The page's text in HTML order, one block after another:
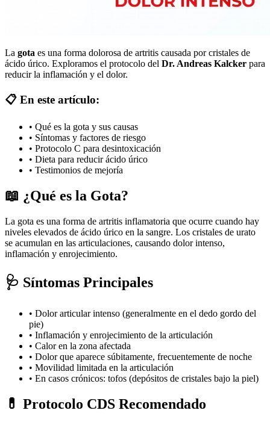
La gota es una forma dolorosa de artritis causada por cristales de
ácido úrico. Exploramos el protocolo del Dr. Andreas Kalcker para
reducir la inflamación y el dolor.
📋 En este artículo:
• Qué es la gota y sus causas
• Síntomas y factores de riesgo
• Protocolo C para desintoxicación
• Dieta para reducir ácido úrico
• Testimonios de mejoría
📖 ¿Qué es la Gota?
La gota es una forma de artritis inflamatoria que ocurre cuando hay
niveles elevados de ácido úrico en la sangre. Los cristales de urato
se acumulan en las articulaciones, causando dolor intenso,
inflamación y enrojecimiento.
🩺 Síntomas Principales
• Dolor articular intenso (generalmente en el dedo gordo del
pie)
• Inflamación y enrojecimiento de la articulación
• Calor en la zona afectada
• Dolor que aparece súbitamente, frecuentemente de noche
• Movilidad limitada en la articulación
• En casos crónicos: tofos (depósitos de cristales bajo la piel)
💊 Protocolo CDS Recomendado